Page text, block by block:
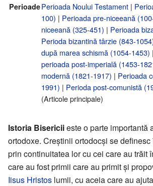
PerioadePerioada Noului Testament |
100) | Perioada pre-niceeană
niceeană (325-451) | Perioada
Perioda bizantină târzie (843-
după marea schismă (1054-1453) |
perioada post-imperială (1453-
modernă (1821-1917) | Perioada
1991) | Perioda post-comunistă
(Articole principale)
Istoria Bisericiieste o parte importantă
ortodoxe. Creştinii ortodocşi se
prin continuitatea lor cu cei care au trăit
care au fost primii care au primit şi
Iisus Hristos lumii, cu aceia care au